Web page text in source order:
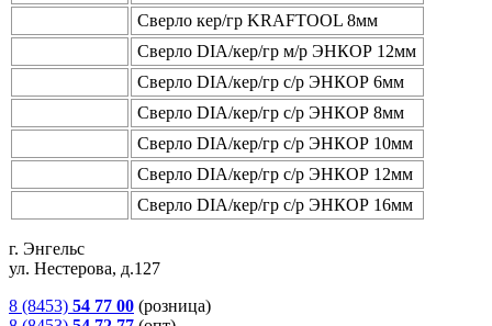
Сверло кер/гр KRAFTOOL 8мм
Сверло DIA/кер/гр м/р ЭНКОР 12мм
Сверло DIA/кер/гр с/р ЭНКОР 6мм
Сверло DIA/кер/гр с/р ЭНКОР 8мм
Сверло DIA/кер/гр с/р ЭНКОР 10мм
Сверло DIA/кер/гр с/р ЭНКОР 12мм
Сверло DIA/кер/гр с/р ЭНКОР 16мм
г. Энгельс
ул. Нестерова, д.127
8 (8453) 54 77 00 (розница)